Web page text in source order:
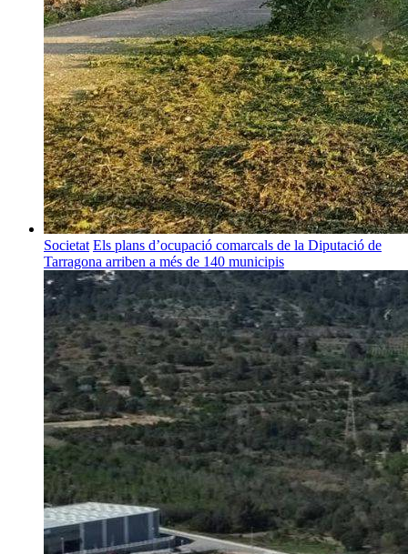
Societat Els plans d’ocupació comarcals de la Diputació de
Tarragona arriben a més de 140 municipis